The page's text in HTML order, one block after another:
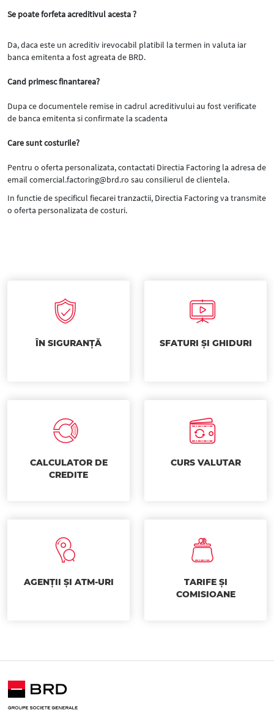
Se poate forfeta acreditivul acesta ?
Da, daca este un acreditiv irevocabil platibil la termen in valuta iar
banca emitenta a fost agreata de BRD.
Cand primesc finantarea?
Dupa ce documentele remise in cadrul acreditivului au fost verificate
de banca emitenta si confirmate la scadenta
Care sunt costurile?
Pentru o oferta personalizata, contactati Directia Factoring la adresa de
email comercial.factoring@brd.ro sau consilierul de clientela.
In functie de specificul fiecarei tranzactii, Directia Factoring va transmite
o oferta personalizata de costuri.
ÎN SIGURANȚĂ SFATURI ȘI GHIDURI
CALCULATOR DE
CREDITE
CURS VALUTAR
AGENȚII ȘI ATM-URI
TARIFE ȘI
COMISIOANE